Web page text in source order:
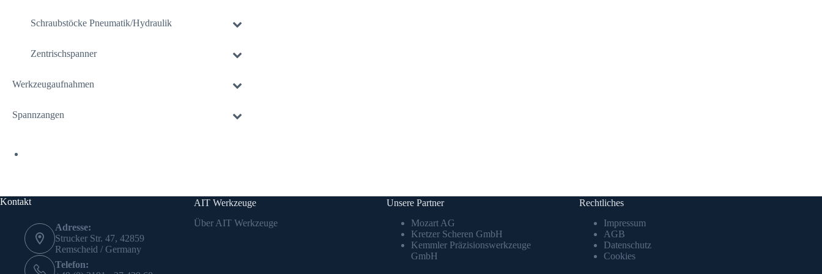
Schraubstöcke Pneumatik/Hydraulik
Zentrischspanner
Werkzeugaufnahmen
Spannzangen
Kontakt
Adresse:
Strucker Str. 47, 42859
Remscheid / Germany
Telefon:
AIT Werkzeuge
Über AIT Werkzeuge
Unsere Partner
Mozart AG
Kretzer Scheren GmbH
Kemmler Präzisionswerkzeuge
GmbH
Rechtliches
Impressum
AGB
Datenschutz
Cookies